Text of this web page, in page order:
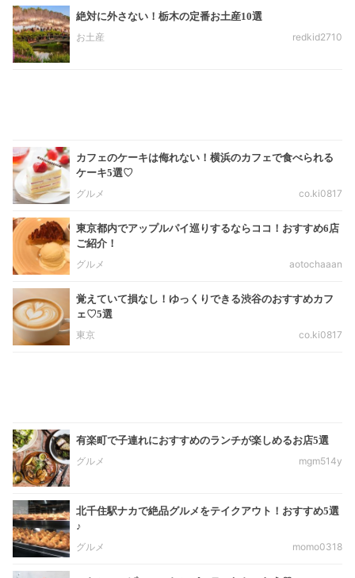
絶対に外さない！栃木の定番お土産10選
お土産
redkid2710
カフェのケーキは侮れない！横浜のカフェで食べられる
ケーキ5選♡
グルメ
co.ki0817
東京都内でアップルパイ巡りするならココ！おすすめ6店
ご紹介！
グルメ
aotochaaan
覚えていて損なし！ゆっくりできる渋谷のおすすめカフ
ェ♡5選
東京
co.ki0817
有楽町で子連れにおすすめのランチが楽しめるお店5選
グルメ
mgm514y
北千住駅ナカで絶品グルメをテイクアウト！おすすめ5選
♪
グルメ
momo0318